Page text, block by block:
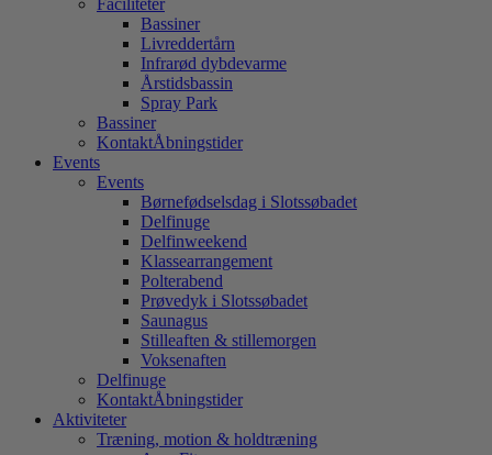
Faciliteter
Bassiner
Livreddertårn
Infrarød dybdevarme
Årstidsbassin
Spray Park
Bassiner
KontaktÅbningstider
Events
Events
Børnefødselsdag i Slotssøbadet
Delfinuge
Delfinweekend
Klassearrangement
Polterabend
Prøvedyk i Slotssøbadet
Saunagus
Stilleaften & stillemorgen
Voksenaften
Delfinuge
KontaktÅbningstider
Aktiviteter
Træning, motion & holdtræning